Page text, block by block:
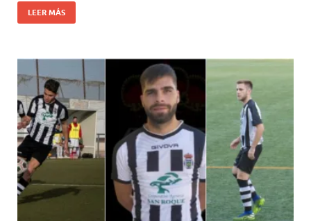
LEER MÁS